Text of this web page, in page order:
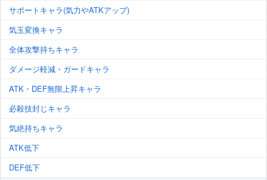
サポートキャラ(気力やATKアップ)
気玉変換キャラ
全体攻撃持ちキャラ
ダメージ軽減・ガードキャラ
ATK・DEF無限上昇キャラ
必殺技封じキャラ
気絶持ちキャラ
ATK低下
DEF低下